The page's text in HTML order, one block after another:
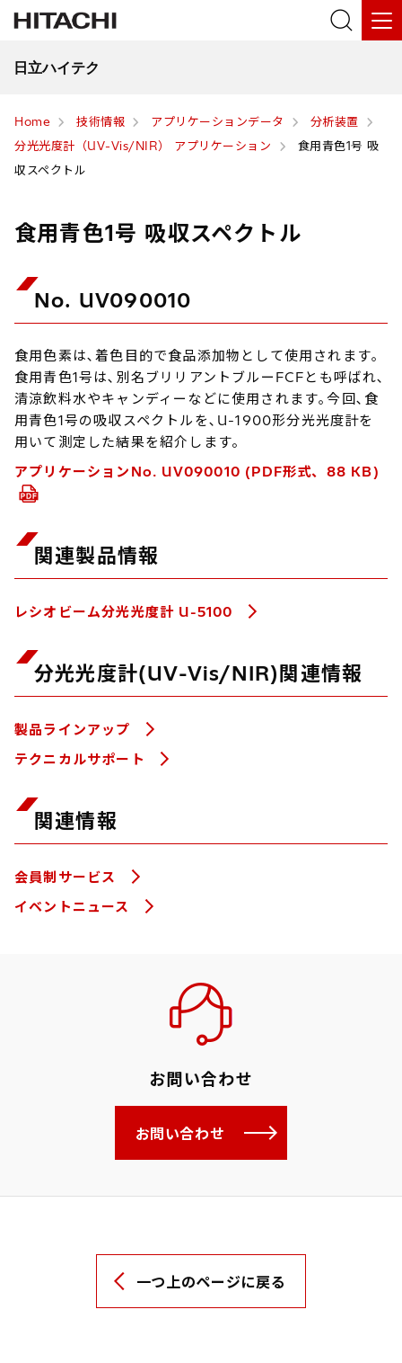
日立ハイテク
Home 技術情報 アプリケーションデータ
分析装置
分光光度計（UV-Vis/NIR） アプリケーション
食用青色1号 吸
収スペクトル
食用青色1号 吸収スペクトル
No. UV090010
食用色素は､着色目的で食品添加物として使用されます｡
食用青色1号は､別名ブリリアントブルーFCFとも呼ばれ､
清涼飲料水やキャンディーなどに使用されます｡今回､食
用青色1号の吸収スペクトルを､U-1900形分光光度計を
用いて測定した結果を紹介します。
アプリケーションNo. UV090010 (PDF形式、88 KB)
関連製品情報
レシオビーム分光光度計 U-5100
分光光度計(UV-Vis/NIR)関連情報
製品ラインアップ
テクニカルサポート
関連情報
会員制サービス
イベントニュース
お問い合わせ
お問い合わせ
一つ上のページに戻る